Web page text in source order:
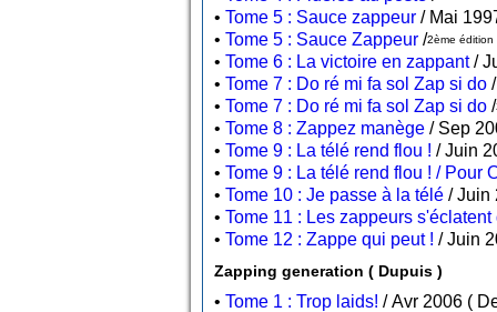
• Tome 5 : Sauce zappeur
• Tome 5 : Sauce Zappeur /2ème édition
• Tome 6 : La victoire en zappant
• Tome 7 : Do ré mi fa sol Zap si do
• Tome 7 : Do ré mi fa sol Zap si do /
• Tome 8 : Zappez manège
• Tome 9 : La télé rend flou !
• Tome 9 : La télé rend flou ! / Pour
• Tome 10 : Je passe à la télé
• Tome 11 : Les zappeurs s'éclatent
• Tome 12 : Zappe qui peut !
Zapping generation ( Dupuis )
• Tome 1 : Trop laids!
/